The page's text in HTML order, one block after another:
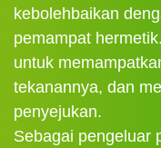
kebolehbaikan
pemampat
untuk
tekanannya, dan
penyejukan.
Sebagai pengeluar